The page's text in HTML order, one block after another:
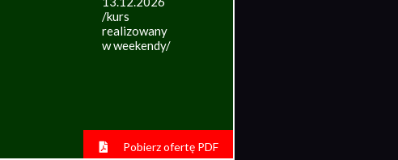
/kurs
realizowany
w weekendy/
Pobierz ofertę PDF